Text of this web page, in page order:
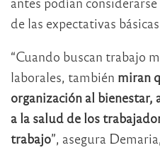
de las expectativas
“Cuando buscan trabajo
laborales, también miran
organización al bienestar,
a la salud de los
trabajo”, asegura